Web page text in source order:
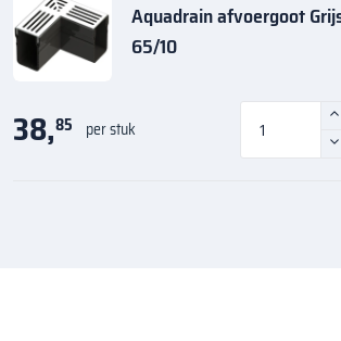
Aquadrain afvoergoot
65/10
38,85 per stuk